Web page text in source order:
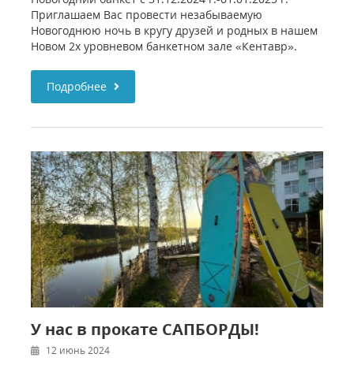
Приглашаем Вас провести незабываемую
Новогоднюю ночь в кругу друзей и родных в нашем
Новом 2х уровневом банкетном зале «Кентавр».
Подробнее
У нас в прокате САПБОРДЫ!
12 июнь 2024